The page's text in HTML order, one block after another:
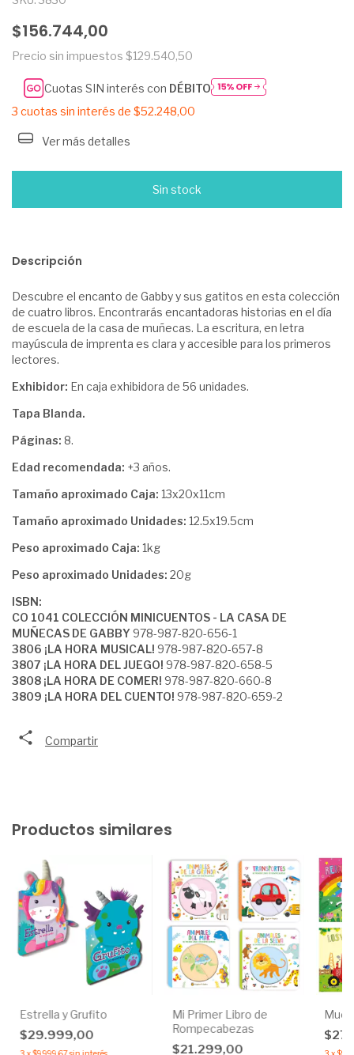
$156.744,00
Precio sin impuestos $129.540,50
Cuotas SIN interés con DÉBITO
3 cuotas sin interés de $52.248,00
Ver más detalles
Descripción
Descubre el encanto de Gabby y sus gatitos en esta colección
de cuatro libros. Encontrarás encantadoras historias en el día
de escuela de la casa de muñecas. La escritura, en letra
mayúscula de imprenta es clara y accesible para los primeros
lectores.
Exhibidor: En caja exhibidora de 56 unidades.
Tapa Blanda.
Páginas: 8.
Edad recomendada: +3 años.
Tamaño aproximado Caja: 13x20x11cm
Tamaño aproximado Unidades: 12.5x19.5cm
Peso aproximado Caja: 1kg
Peso aproximado Unidades: 20g
ISBN:
CO 1041 COLECCIÓN MINICUENTOS - LA CASA DE
MUÑECAS DE GABBY 978-987-820-656-1
3806 ¡LA HORA MUSICAL! 978-987-820-657-8
3807 ¡LA HORA DEL JUEGO! 978-987-820-658-5
3808 ¡LA HORA DE COMER! 978-987-820-660-8
3809 ¡LA HORA DEL CUENTO! 978-987-820-659-2
Compartir
Productos similares
Estrella y Grufito
$29.999,00
Mi Primer Libro de
Rompecabezas
$21.299,00